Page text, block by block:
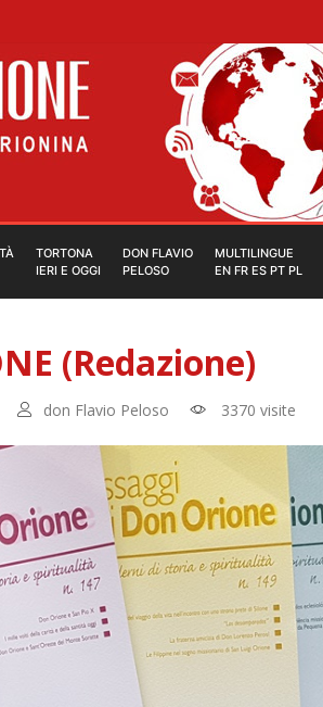
TORTONA
IERI E OGGI
DON FLAVIO
PELOSO
MULTILINGUE
EN FR ES PT PL
(Redazione)
don Flavio Peloso 3370 visite